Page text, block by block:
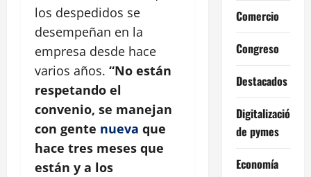
los despedidos se
desempeñan en la
empresa desde hace
varios años. “No están
respetando el
convenio, se manejan
con gente nueva que
hace tres meses que
están y a los
Comercio
Congreso
Destacados
Digitalización
de pymes
Economía